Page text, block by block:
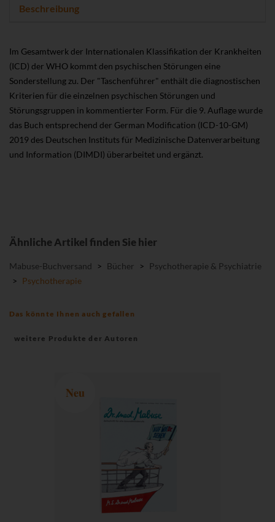
Beschreibung
Im Gesamtwerk der Internationalen Klassifikation der Krankheiten
(ICD) der WHO kommt den psychischen Störungen eine
Sonderstellung zu. Der "Taschenführer" enthält die diagnostischen
Kriterien für die einzelnen psychischen Störungen und
Störungsgruppen in kommentierter Form. Für die 9. Auflage wurde
das Buch entsprechend der German Modification (ICD-10-GM)
2019 des Deutschen Instituts für Medizinische Datenverarbeitung
und Information (DIMDI) überarbeitet und ergänzt.
Ähnliche Artikel finden Sie hier
Mabuse-Buchversand > Bücher >
Psychotherapie & Psychiatrie
> Psychotherapie
Das könnte Ihnen auch gefallen
weitere Produkte der Autoren
Neu